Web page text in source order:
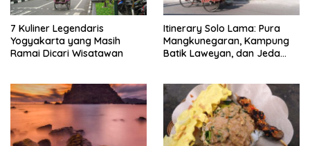
7 Kuliner Legendaris
Yogyakarta yang Masih
Ramai Dicari Wisatawan
Itinerary Solo Lama: Pura
Mangkunegaran, Kampung
Batik Laweyan, dan Jeda